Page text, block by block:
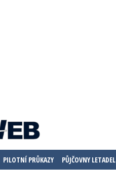
PILOTNÍ PRŮKAZY PŮJČOVNY LETADEL